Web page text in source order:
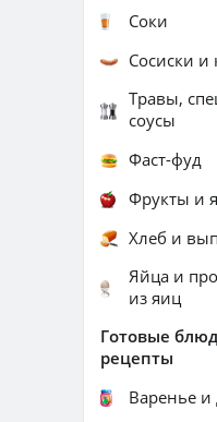
Соки
Сосиски и
Травы,
соусы
Фаст-фуд
Фрукты и
Хлеб и
Яйца и
из яиц
Готовые
рецепты
Варенье